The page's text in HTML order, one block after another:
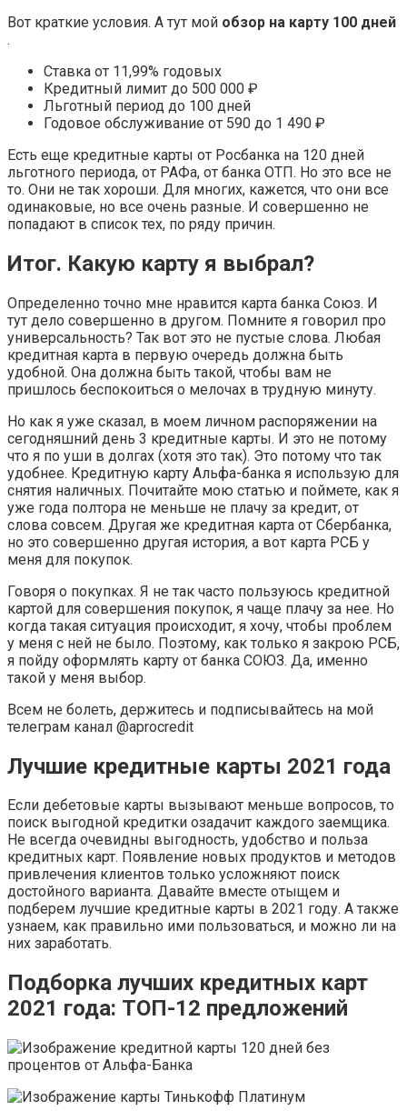
Вот краткие условия. А тут мой обзор на карту 100 дней
.
Ставка от 11,99% годовых
Кредитный лимит до 500 000 ₽
Льготный период до 100 дней
Годовое обслуживание от 590 до 1 490 ₽
Есть еще кредитные карты от Росбанка на 120 дней
льготного периода, от РАФа, от банка ОТП. Но это все не
то. Они не так хороши. Для многих, кажется, что они все
одинаковые, но все очень разные. И совершенно не
попадают в список тех, по ряду причин.
Итог. Какую карту я выбрал?
Определенно точно мне нравится карта банка Союз. И
тут дело совершенно в другом. Помните я говорил про
универсальность? Так вот это не пустые слова. Любая
кредитная карта в первую очередь должна быть
удобной. Она должна быть такой, чтобы вам не
пришлось беспокоиться о мелочах в трудную минуту.
Но как я уже сказал, в моем личном распоряжении на
сегодняшний день 3 кредитные карты. И это не потому
что я по уши в долгах (хотя это так). Это потому что так
удобнее. Кредитную карту Альфа-банка я использую для
снятия наличных. Почитайте мою статью и поймете, как я
уже года полтора не меньше не плачу за кредит, от
слова совсем. Другая же кредитная карта от Сбербанка,
но это совершенно другая история, а вот карта РСБ у
меня для покупок.
Говоря о покупках. Я не так часто пользуюсь кредитной
картой для совершения покупок, я чаще плачу за нее. Но
когда такая ситуация происходит, я хочу, чтобы проблем
у меня с ней не было. Поэтому, как только я закрою РСБ,
я пойду оформлять карту от банка СОЮЗ. Да, именно
такой у меня выбор.
Всем не болеть, держитесь и подписывайтесь на мой
телеграм канал @aprocredit
Лучшие кредитные карты 2021 года
Если дебетовые карты вызывают меньше вопросов, то
поиск выгодной кредитки озадачит каждого заемщика.
Не всегда очевидны выгодность, удобство и польза
кредитных карт. Появление новых продуктов и методов
привлечения клиентов только усложняют поиск
достойного варианта. Давайте вместе отыщем и
подберем лучшие кредитные карты в 2021 году. А также
узнаем, как правильно ими пользоваться, и можно ли на
них заработать.
Подборка лучших кредитных карт
2021 года: ТОП-12 предложений